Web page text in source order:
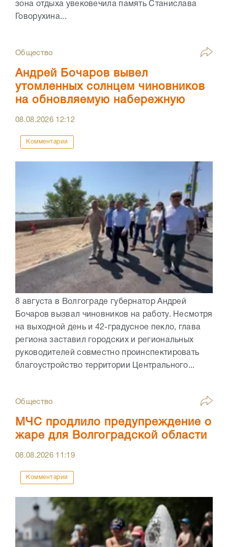
зона отдыха увековечила память Станислава
Говорухина...
Общество
Андрей Бочаров вывел
утомленных солнцем чиновников
на обновляемую набережную
08.08.2026 12:12
Комментарии
8 августа в Волгограде губернатор Андрей
Бочаров вызвал чиновников на работу. Несмотря
на выходной день и 42-градусное пекло, глава
региона заставил городских и региональных
руководителей совместно проинспектировать
благоустройство территории Центрального...
Общество
МЧС продлило предупреждение о
жаре для Волгоградской области
08.08.2026 11:19
Комментарии